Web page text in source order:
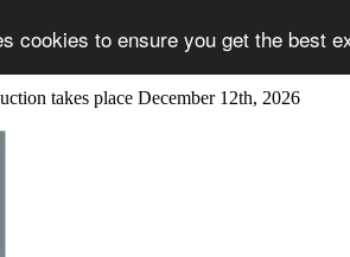
cookies to ensure you get the best
takes place December 12th, 2026